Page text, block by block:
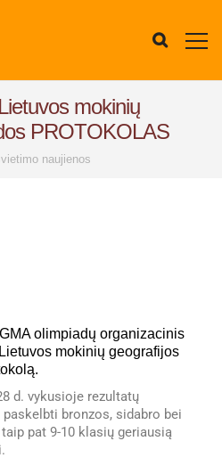
mokinių
PROTOKOLAS
naujienos
olimpiadų organizacinis
mokinių geografijos
d. vykusioje rezultatų
bronzos, sidabro bei
pat 9-10 klasių geriausią